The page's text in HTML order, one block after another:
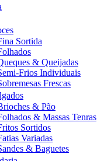
Sortida
& Queijadas
Frios Individuais
Frescas
& Pão
& Massas Tenras
Sortidos
Variadas
& Baguetes